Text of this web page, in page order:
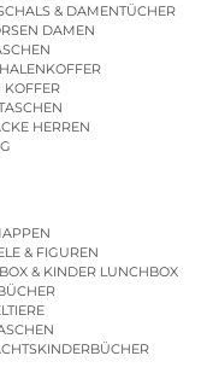
& DAMENTÜCHER
DAMEN
KOFFER
HERREN
& FIGUREN
& KINDER LUNCHBOX